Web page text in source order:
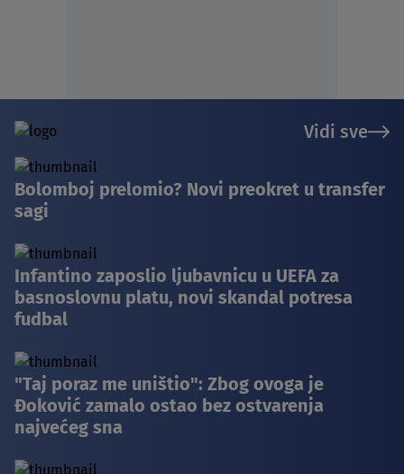
Vidi sve
Bolomboj prelomio? Novi preokret u transfer
sagi
Infantino zaposlio ljubavnicu u UEFA za
basnoslovnu platu, novi skandal potresa
fudbal
"Taj poraz me uništio": Zbog ovoga je
Đoković zamalo ostao bez ostvarenja
najvećeg sna